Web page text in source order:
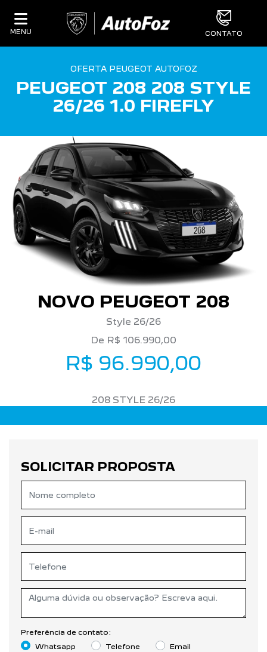
MENU CONTATO
OFERTA PEUGEOT AUTOFOZ
PEUGEOT 208 208 STYLE
26/26 1.0 FIREFLY
NOVO PEUGEOT 208
Style 26/26
De R$ 106.990,00
R$ 96.990,00
208 STYLE 26/26
SOLICITAR PROPOSTA
Preferência de contato:
Whatsapp
Telefone Email